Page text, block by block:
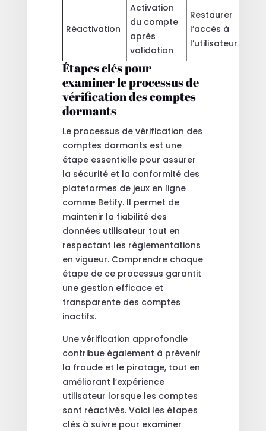
Réactivation
Activation
du compte
après
validation
Restaurer
l’accès à
l’utilisateur
Étapes clés pour
examiner le processus de
vérification des comptes
dormants
Le processus de vérification des
comptes dormants est une
étape essentielle pour assurer
la sécurité et la conformité des
plateformes de jeux en ligne
comme Betify. Il permet de
maintenir la fiabilité des
données utilisateur tout en
respectant les réglementations
en vigueur. Comprendre chaque
étape de ce processus garantit
une gestion efficace et
transparente des comptes
inactifs.
Une vérification approfondie
contribue également à prévenir
la fraude et le piratage, tout en
améliorant l’expérience
utilisateur lorsque les comptes
sont réactivés. Voici les étapes
clés à suivre pour examiner